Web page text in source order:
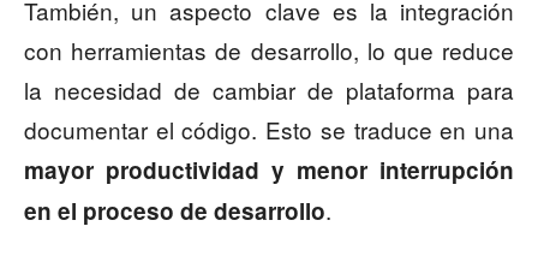
También, un aspecto clave es la integración
con herramientas de desarrollo, lo que reduce
la necesidad de cambiar de plataforma para
documentar el código. Esto se traduce en una
mayor productividad y menor interrupción
en el proceso de desarrollo.